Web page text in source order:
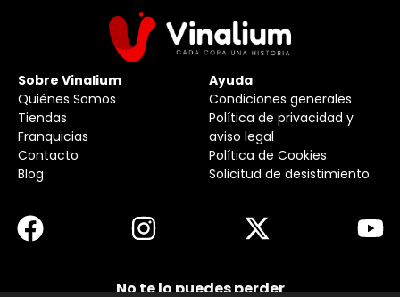
Sobre Vinalium
Quiénes Somos
Tiendas
Franquicias
Contacto
Blog
Ayuda
Condiciones generales
Política de privacidad y
aviso legal
Política de Cookies
Solicitud de desistimiento
No te lo puedes perder